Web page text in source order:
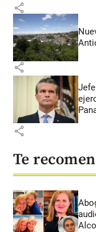
share
share
share
Te